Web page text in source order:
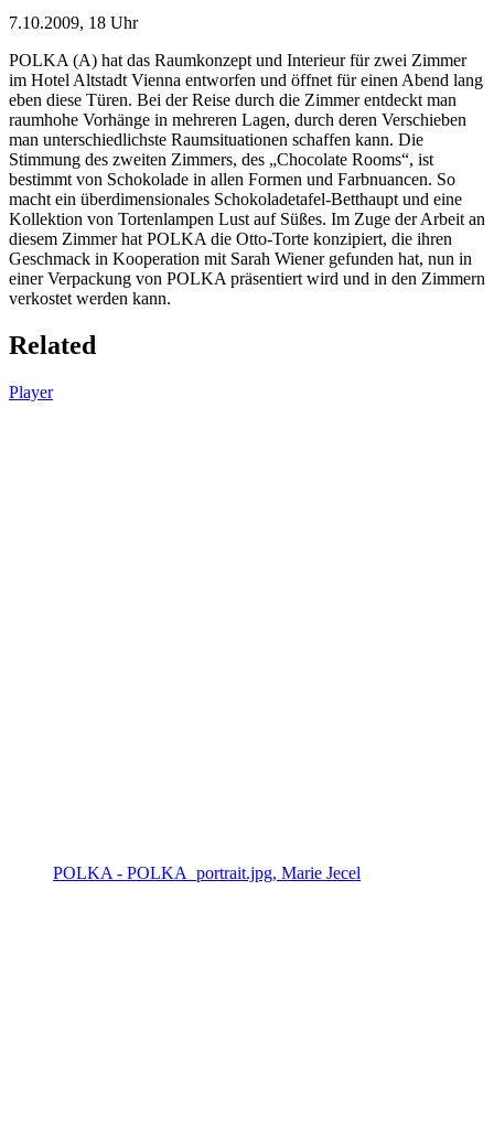
7.10.2009, 18 Uhr
POLKA (A) hat das Raumkonzept und Interieur für zwei Zimmer
im Hotel Altstadt Vienna entworfen und öffnet für einen Abend lang
eben diese Türen. Bei der Reise durch die Zimmer entdeckt man
raumhohe Vorhänge in mehreren Lagen, durch deren Verschieben
man unterschiedlichste Raumsituationen schaffen kann. Die
Stimmung des zweiten Zimmers, des „Chocolate Rooms“, ist
bestimmt von Schokolade in allen Formen und Farbnuancen. So
macht ein überdimensionales Schokoladetafel-Betthaupt und eine
Kollektion von Tortenlampen Lust auf Süßes. Im Zuge der Arbeit an
diesem Zimmer hat POLKA die Otto-Torte konzipiert, die ihren
Geschmack in Kooperation mit Sarah Wiener gefunden hat, nun in
einer Verpackung von POLKA präsentiert wird und in den Zimmern
verkostet werden kann.
Related
Player
POLKA - POLKA_portrait.jpg, Marie Jecel